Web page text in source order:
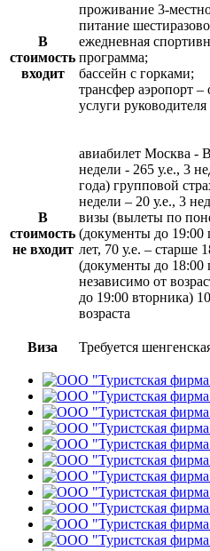
В
стоимость
входит
проживание 3-
питание
ежедневная
программа;
бассейн с горками;
трансфер аэропорт –
услуги
В
стоимость
не входит
авиабилет Москва -
недели - 265 у.е., 3
года) групповой
недели – 20 у.е., 3
визы (вылеты по
(документы до 19:00
лет, 70 у.е. – старше
(документы до 18:00
независимо от
до 19:00 вторника)
возраста
Виза Требуется